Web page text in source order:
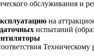
обслуживания и
на
испытаний
Техническому